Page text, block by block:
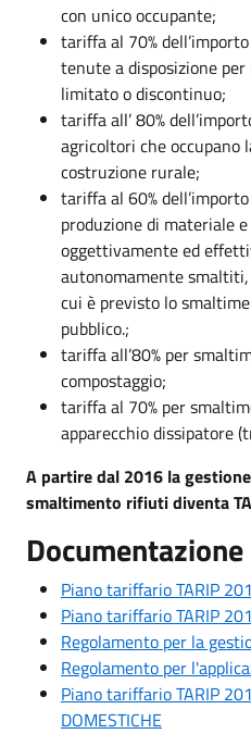
con unico occupante;
tariffa al 70%
tenute a disposizione
limitato o discontinuo;
tariffa all’ 80%
agricoltori che occupano
costruzione rurale;
tariffa al 60%
produzione di materiale
oggettivamente ed
autonomamente
cui è previsto lo
pubblico.;
tariffa all’80% per
compostaggio;
tariffa al 70% per
apparecchio dissipatore
A partire dal 2016 la
smaltimento rifiuti diventa
Documentazione
Piano tariffario TARIP
Piano tariffario TARIP
Regolamento per la
Regolamento per
Piano tariffario TARIP
DOMESTICHE